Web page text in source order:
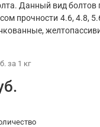
Данный вид болтов
прочности 4.6, 4.8,
за 1 кг